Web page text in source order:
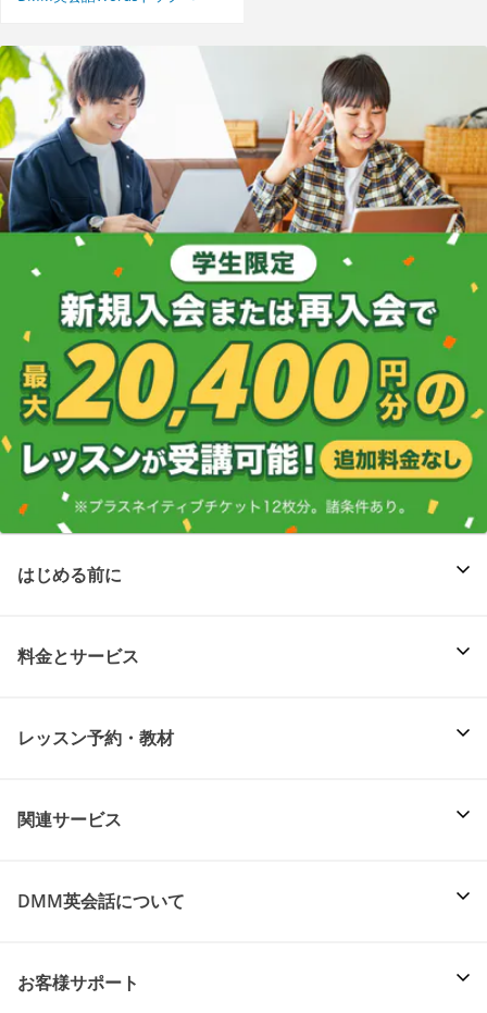
はじめる前に
料金とサービス
レッスン予約・教材
関連サービス
DMM英会話について
お客様サポート